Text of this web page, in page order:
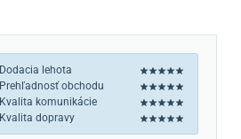
Dodacia lehota
Prehľadnosť obchodu
Kvalita komunikácie
Kvalita dopravy